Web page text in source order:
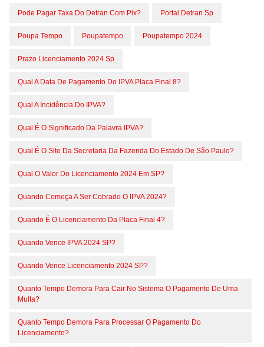
Pode Pagar Taxa Do Detran Com Pix? Portal Detran Sp
Poupa Tempo Poupatempo Poupatempo 2024
Prazo Licenciamento 2024 Sp
Qual A Data De Pagamento Do IPVA Placa Final 8?
Qual A Incidência Do IPVA?
Qual É O Significado Da Palavra IPVA?
Qual É O Site Da Secretaria Da Fazenda Do Estado De São Paulo?
Qual O Valor Do Licenciamento 2024 Em SP?
Quando Começa A Ser Cobrado O IPVA 2024?
Quando É O Licenciamento Da Placa Final 4?
Quando Vence IPVA 2024 SP?
Quando Vence Licenciamento 2024 SP?
Quanto Tempo Demora Para Cair No Sistema O Pagamento De Uma
Multa?
Quanto Tempo Demora Para Processar O Pagamento Do
Licenciamento?